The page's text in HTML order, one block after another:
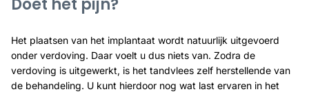
Doet het pijn?
Het plaatsen van het implantaat wordt natuurlijk uitgevoerd
onder verdoving. Daar voelt u dus niets van. Zodra de
verdoving is uitgewerkt, is het tandvlees zelf herstellende van
de behandeling. U kunt hierdoor nog wat last ervaren in het